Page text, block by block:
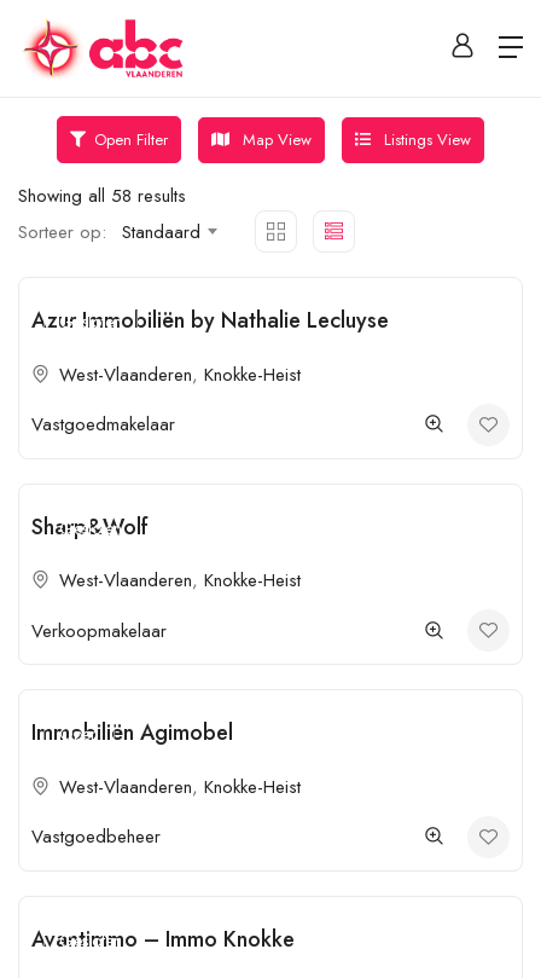
Open Filter Map View Listings View
Showing all 58 results
Sorteer op:
Standaard
Gesloten
Azur Immobiliën by Nathalie Lecluyse
West-Vlaanderen, Knokke-Heist
Vastgoedmakelaar
Gesloten
Sharp&Wolf
West-Vlaanderen, Knokke-Heist
Verkoopmakelaar
Open
Immobiliën Agimobel
West-Vlaanderen, Knokke-Heist
Vastgoedbeheer
Gesloten
Avantimmo – Immo Knokke